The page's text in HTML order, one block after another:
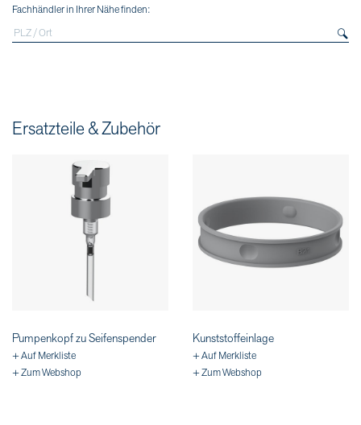
Fachhändler in Ihrer Nähe finden:
Ersatzteile & Zubehör
Pumpenkopf zu Seifenspender
+ Auf Merkliste
+ Zum Webshop
Kunststoffeinlage
+ Auf Merkliste
+ Zum Webshop